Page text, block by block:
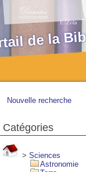
Nouvelle recherche
Catégories
> Sciences
Astronomie
de la